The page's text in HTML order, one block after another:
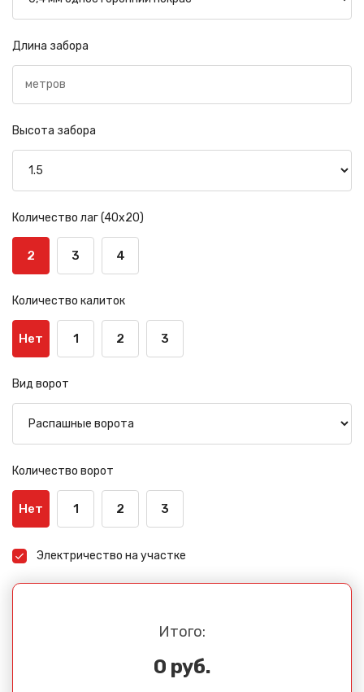
Длина забора
Высота забора
Количество лаг (40х20)
2 3 4
Количество калиток
Нет 1 2 3
Вид ворот
Количество ворот
Нет 1 2 3
Электричество на участке
Итого:
0 руб.